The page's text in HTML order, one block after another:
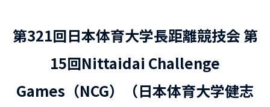
第321回日本体育大学長距離競技会 第
15回Nittaidai Challenge
Games（NCG）（日本体育大学健志